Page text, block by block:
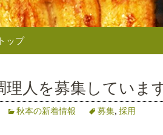
ップ
理人を募集していま
秋本の新着情報 募集, 採用